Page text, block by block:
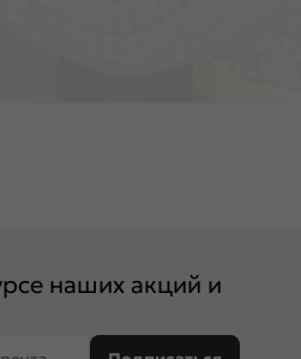
наших акций и